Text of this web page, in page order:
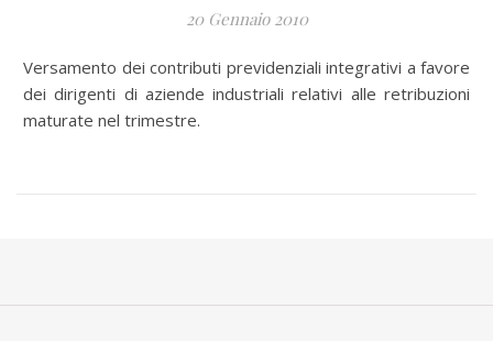
20 Gennaio 2010
Versamento dei contributi previdenziali integrativi a favore
dei dirigenti di aziende industriali relativi alle retribuzioni
maturate nel trimestre.